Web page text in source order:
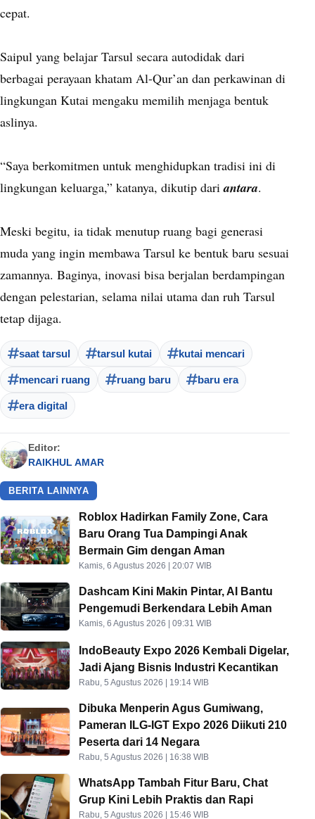
cepat.
Saipul yang belajar Tarsul secara autodidak dari
berbagai perayaan khatam Al-Qur’an dan perkawinan di
lingkungan Kutai mengaku memilih menjaga bentuk
aslinya.
“Saya berkomitmen untuk menghidupkan tradisi ini di
lingkungan keluarga,” katanya, dikutip dariantara.
Meski begitu, ia tidak menutup ruang bagi generasi
muda yang ingin membawa Tarsul ke bentuk baru sesuai
zamannya. Baginya, inovasi bisa berjalan berdampingan
dengan pelestarian, selama nilai utama dan ruh Tarsul
tetap dijaga.
saat tarsul tarsul kutai kutai mencari
mencari ruang ruang baru baru era
era digital
Editor:
RAIKHUL AMAR
BERITA LAINNYA
Roblox Hadirkan Family Zone, Cara
Baru Orang Tua Dampingi Anak
Bermain Gim dengan Aman
Kamis, 6 Agustus 2026 | 20:07 WIB
Dashcam Kini Makin Pintar, AI Bantu
Pengemudi Berkendara Lebih Aman
Kamis, 6 Agustus 2026 | 09:31 WIB
IndoBeauty Expo 2026 Kembali Digelar,
Jadi Ajang Bisnis Industri Kecantikan
Rabu, 5 Agustus 2026 | 19:14 WIB
Dibuka Menperin Agus Gumiwang,
Pameran ILG-IGT Expo 2026 Diikuti 210
Peserta dari 14 Negara
Rabu, 5 Agustus 2026 | 16:38 WIB
WhatsApp Tambah Fitur Baru, Chat
Grup Kini Lebih Praktis dan Rapi
Rabu, 5 Agustus 2026 | 15:46 WIB